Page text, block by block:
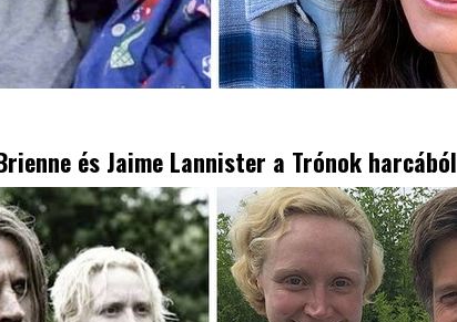
és Jaime Lannister a Trónok harcából